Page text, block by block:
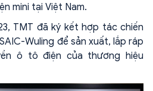
mini tại Việt Nam.
TMT đã ký kết hợp tác chiến
Wuling để sản xuất, lắp ráp
ô tô điện của thương hiệu